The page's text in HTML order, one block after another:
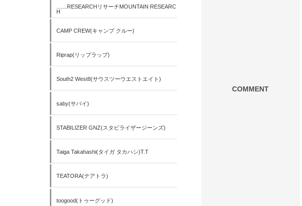
COMMENT
.......RESEARCHリサーチMOUNTAIN RESEARC
H
CAMP CREW(キャンプ クルー)
Riprap(リップラップ)
South2 West8(サウスツーウエストエイト)
saby(サバイ)
STABILIZER GNZ(スタビライザージーンズ)
Taiga Takahashi(タイガ タカハシ)T.T
TEATORA(テアトラ)
toogood(トゥーグッド)